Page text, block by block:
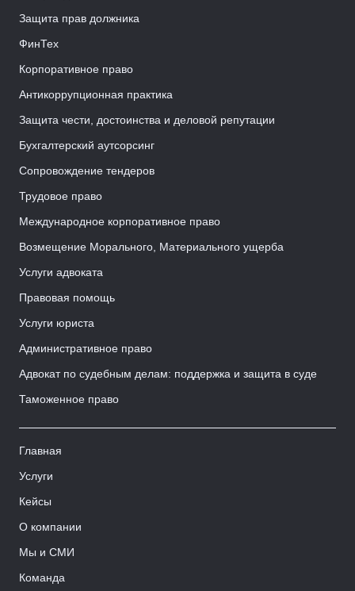
Защита прав должника
ФинТех
Корпоративное право
Антикоррупционная практика
Защита чести, достоинства и деловой репутации
Бухгалтерский аутсорсинг
Сопровождение тендеров
Трудовое право
Международное корпоративное право
Возмещение Морального, Материального ущерба
Услуги адвоката
Правовая помощь
Услуги юриста
Административное право
Адвокат по судебным делам: поддержка и защита в суде
Таможенное право
Главная
Услуги
Кейсы
О компании
Мы и СМИ
Команда